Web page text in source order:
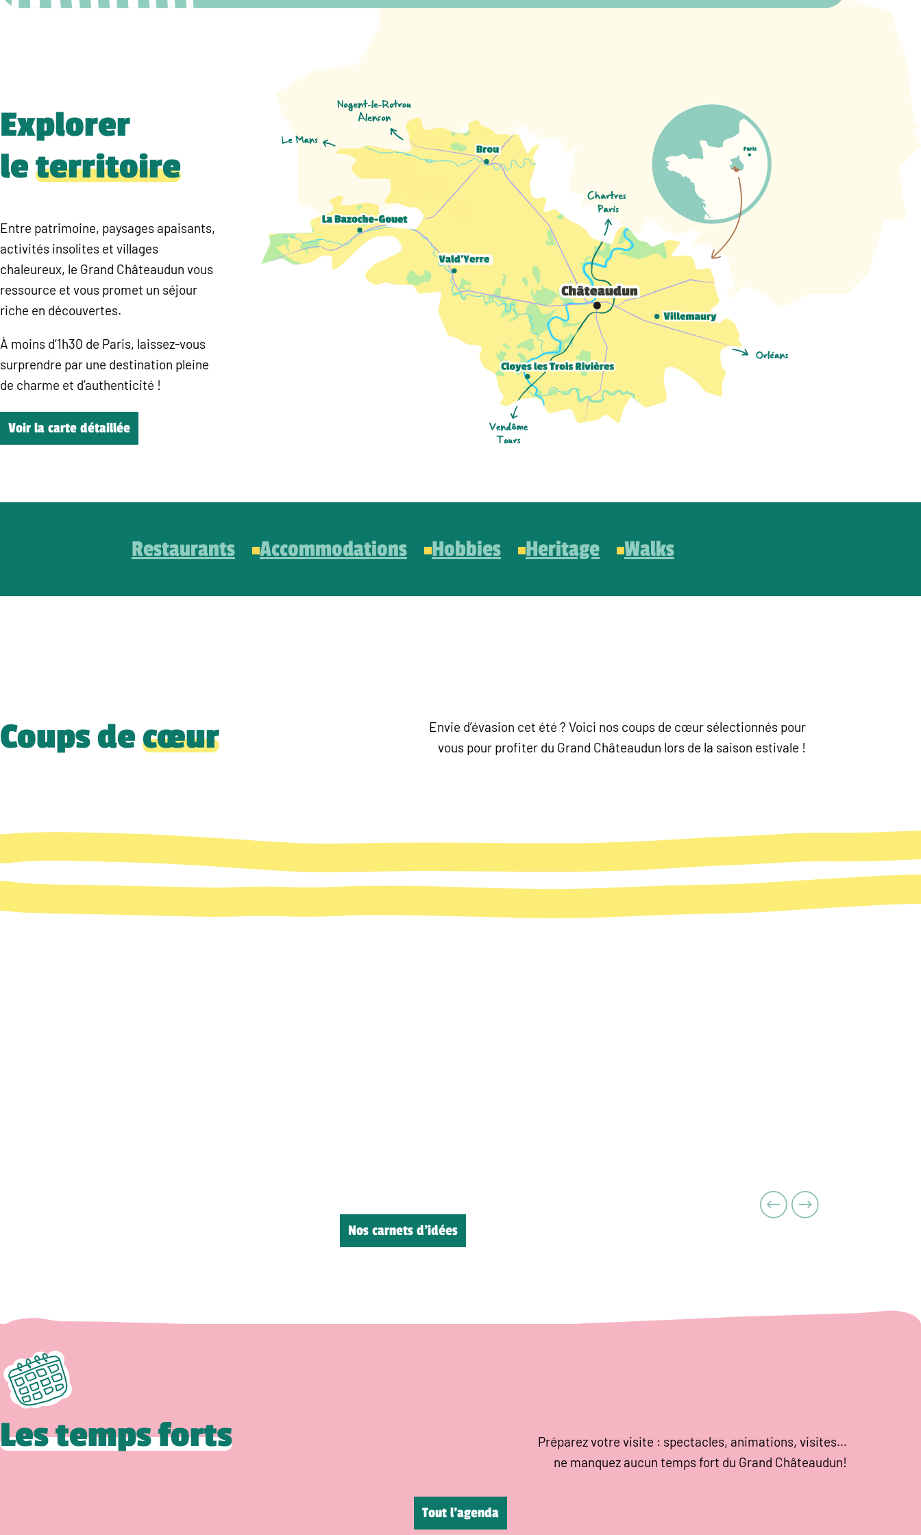
Explorer
leterritoire
Entre patrimoine, paysages apaisants,
activités insolites et villages
chaleureux, le Grand Châteaudun vous
ressource et vous promet un séjour
riche en découvertes.
À moins d’1h30 de Paris, laissez-vous
surprendre par une destination pleine
de charme et d’authenticité !
Voir la carte détaillée
Restaurants Accommodations Hobbies Heritage Walks
Coups decœur
Envie d’évasion cet été ? Voici nos coups de cœur sélectionnés pour
vous pour profiter du Grand Châteaudun lors de la saison estivale !
Nos carnets d’idées
Les temps forts
Préparez votre visite : spectacles, animations, visites…
ne manquez aucun temps fort du Grand Châteaudun!
Tout l’agenda